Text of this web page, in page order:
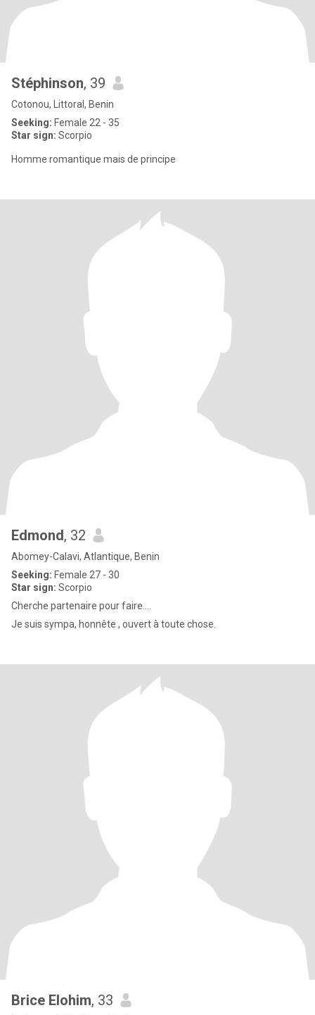
Stéphinson, 39
Cotonou, Littoral, Benin
Seeking: Female 22 - 35
Star sign: Scorpio
Homme romantique mais de principe
Edmond, 32
Abomey-Calavi, Atlantique, Benin
Seeking: Female 27 - 30
Star sign: Scorpio
Cherche partenaire pour faire....
Je suis sympa, honnête , ouvert à toute chose.
Brice Elohim, 33